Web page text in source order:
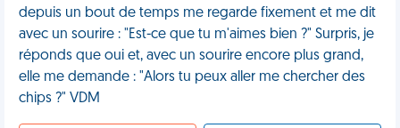
depuis un bout de temps me regarde fixement et me dit
avec un sourire : "Est-ce que tu m'aimes bien ?" Surpris, je
réponds que oui et, avec un sourire encore plus grand,
elle me demande : "Alors tu peux aller me chercher des
chips ?" VDM